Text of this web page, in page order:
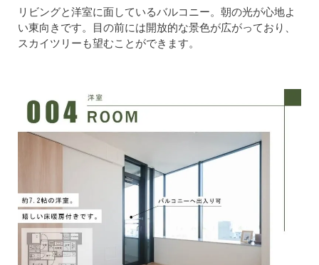
リビングと洋室に面しているバルコニー。朝の光が心地よ
い東向きです。目の前には開放的な景色が広がっており、
スカイツリーも望むことができます。